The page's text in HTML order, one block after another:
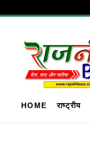
HOME राष्ट्रीय